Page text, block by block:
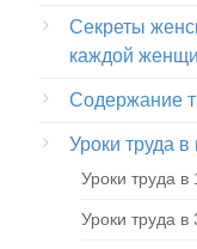
Секреты
каждой
Содержание
Уроки труда
Уроки труда в
Уроки труда в